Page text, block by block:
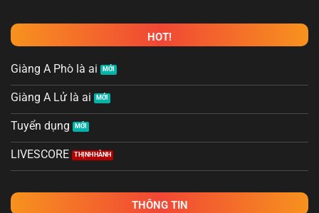
HOT!
Giàng A Phò là ai
Giàng A Lử là ai
Tuyển dụng
LIVESCORE
THÔNG TIN